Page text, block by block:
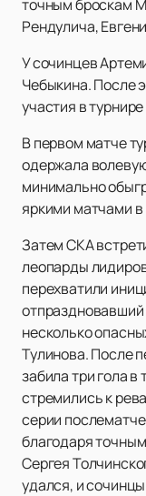
точным броскам
Рендулича,
У сочинцев
Чебыкина. После
участия в
В первом матче
одержала
минимально
яркими матчами
Затем СКА
леопарды
перехватили
несколько
Тулинова. После
забила три гола
стремились к
серии
благодаря
Сергея
удался, и